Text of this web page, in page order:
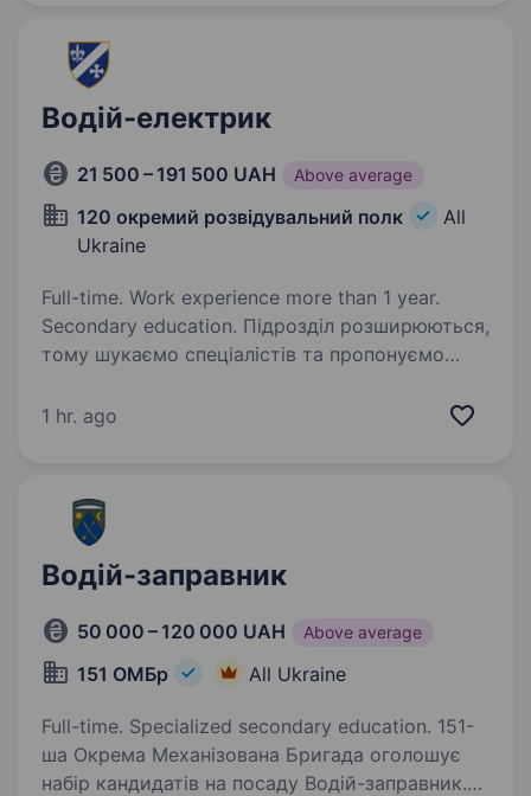
Водій-електрик
21 500 – 191 500 UAH Above average
120 окремий розвідувальний полк
All
Ukraine
Full-time. Work experience more than 1 year.
Secondary education. Підрозділ розширюються,
тому шукаємо спеціалістів та пропонуємо
засобів розвідки (ТЗР) 120-го окремого
1 hr. ago
Водій-заправник
50 000 – 120 000 UAH Above average
151 ОМБр All Ukraine
Full-time. Specialized secondary education. 151-
ша Окрема Механізована Бригада оголошує
набір кандидатів на посаду Водій-заправник.